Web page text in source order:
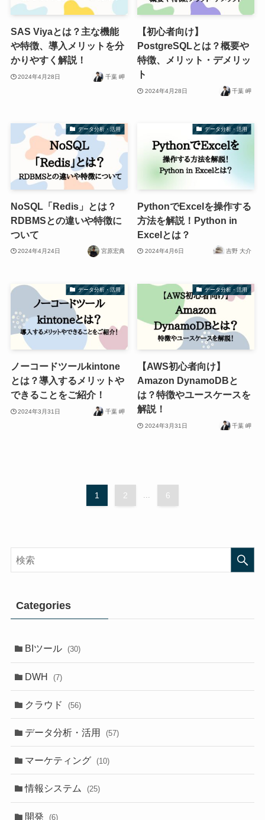
SAS Viyaとは？主な機能
や特徴、導入メリットを分
かりやすく解説！
2024年4月28日 千葉 岬
【初心者向け】
PostgreSQLとは？概要や
特徴、メリット・デメリッ
ト
2024年4月28日 千葉 岬
データ分析・活用
NoSQL「Redis」とは？
RDBMSとの違いや特徴に
ついて
2024年4月24日 宮原宏典
データ分析・活用
PythonでExcelを操作する
方法を解説！Python in
Excelとは？
2024年4月6日 吉野 大介
データ分析・活用
ノーコードツールkintone
とは？導入するメリットや
できることをご紹介！
2024年3月31日 千葉 岬
データ分析・活用
【AWS初心者向け】
Amazon DynamoDBと
は？特徴やユースケースを
解説！
2024年3月31日 千葉 岬
1 2 6
Categories
BIツール (30)
DWH (7)
クラウド (56)
データ分析・活用 (57)
マーケティング (10)
情報システム (25)
開発 (6)